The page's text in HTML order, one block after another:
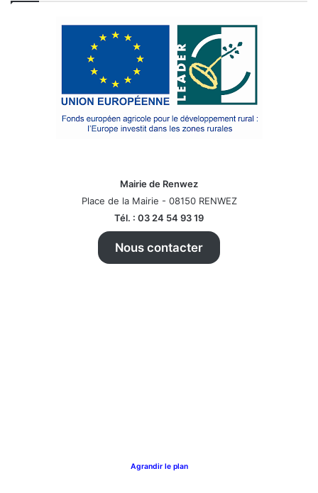
Mairie de Renwez
Place de la Mairie - 08150 RENWEZ
Tél. : 03 24 54 93 19
Nous contacter
Agrandir le plan